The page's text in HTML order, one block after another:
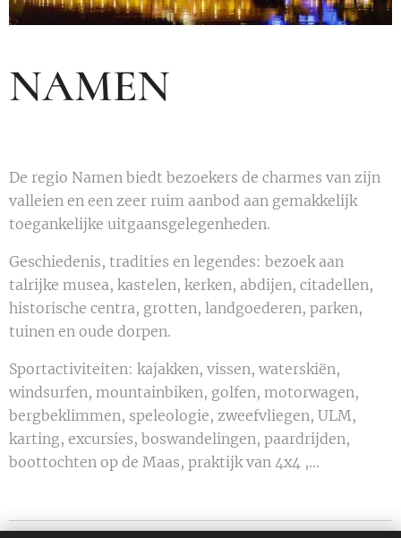
NAMEN
De regio Namen biedt bezoekers de charmes van zijn
valleien en een zeer ruim aanbod aan gemakkelijk
toegankelijke uitgaansgelegenheden.
Geschiedenis, tradities en legendes: bezoek aan
talrijke musea, kastelen, kerken, abdijen, citadellen,
historische centra, grotten, landgoederen, parken,
tuinen en oude dorpen.
Sportactiviteiten: kajakken, vissen, waterskiën,
windsurfen, mountainbiken, golfen, motorwagen,
bergbeklimmen, speleologie, zweefvliegen, ULM,
karting, excursies, boswandelingen, paardrijden,
boottochten op de Maas, praktijk van 4x4 ,...